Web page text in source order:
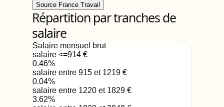
Source France Travail
Répartition par tranches de
salaire
Salaire mensuel brut
salaire <=914 €
0.46%
salaire entre 915 et 1219 €
0.04%
salaire entre 1220 et 1829 €
3.62%